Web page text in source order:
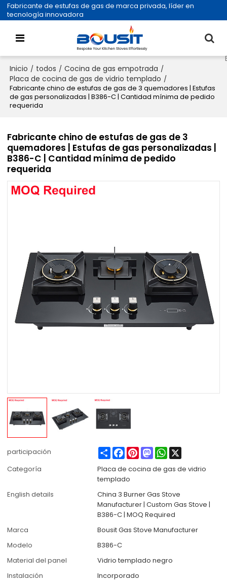
Fabricante de estufas de gas de marca privada, líder en
tecnología innovadora
Inicio / todos / Cocina de gas empotrada /
Placa de cocina de gas de vidrio templado /
Fabricante chino de estufas de gas de 3 quemadores | Estufas
de gas personalizadas | B386-C | Cantidad mínima de pedido
requerida
Fabricante chino de estufas de gas de 3
quemadores | Estufas de gas personalizadas |
B386-C | Cantidad mínima de pedido
requerida
participación ShareFacebook
PinterestMastodonWhatsApp
Categoría
Placa de cocina de gas de vidrio
templado
English details
China 3 Burner Gas Stove
Manufacturer | Custom Gas Stove |
B386-C | MOQ Required
Marca
Bousit Gas Stove Manufacturer
Modelo
B386-C
Material del panel
Vidrio templado negro
Instalación
Incorporado